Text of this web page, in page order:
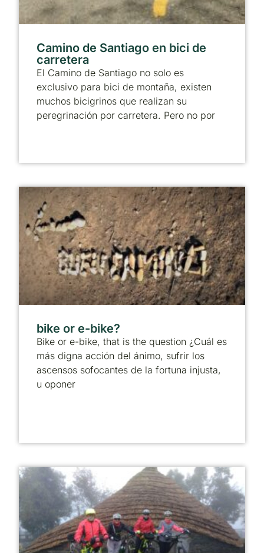
Camino de Santiago en bici de
carretera
El Camino de Santiago no solo es
exclusivo para bici de montaña, existen
muchos bicigrinos que realizan su
peregrinación por carretera. Pero no por
bike or e-bike?
Bike or e-bike, that is the question ¿Cuál es
más digna acción del ánimo, sufrir los
ascensos sofocantes de la fortuna injusta,
u oponer